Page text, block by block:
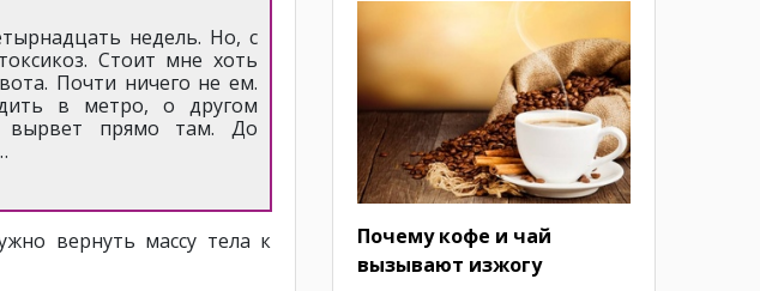
недель. Но, с
Стоит мне хоть
Почти ничего не ем.
в метро, о другом
вырвет прямо там. До
вернуть массу тела к
Почему кофе и чай
вызывают изжогу